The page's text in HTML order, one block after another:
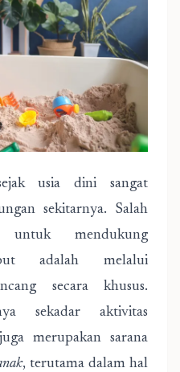
usia dini sangat
sekitarnya. Salah
mendukung
adalah melalui
secara khusus.
sekadar aktivitas
merupakan sarana
, terutama dalam hal